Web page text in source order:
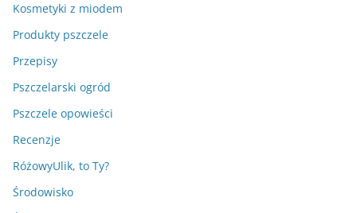
Kosmetyki z miodem
Produkty pszczele
Przepisy
Pszczelarski ogród
Pszczele opowieści
Recenzje
RóżowyUlik, to Ty?
Środowisko